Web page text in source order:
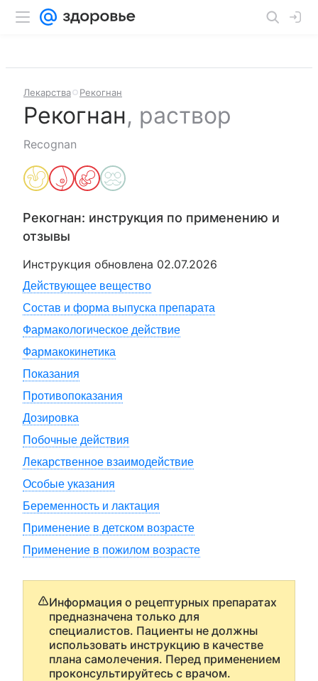
Лекарства Рекогнан
Рекогнан, раствор
Recognan
Рекогнан: инструкция по применению и
отзывы
Инструкция обновлена 02.07.2026
Действующее вещество
Состав и форма выпуска препарата
Фармакологическое действие
Фармакокинетика
Показания
Противопоказания
Дозировка
Побочные действия
Лекарственное взаимодействие
Особые указания
Беременность и лактация
Применение в детском возрасте
Применение в пожилом возрасте
Информация о рецептурных препаратах
предназначена только для
специалистов. Пациенты не должны
использовать инструкцию в качестве
плана самолечения. Перед применением
проконсультируйтесь с врачом.